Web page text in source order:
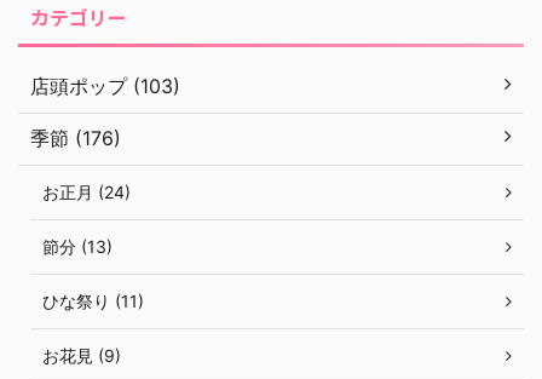
カテゴリー
店頭ポップ (103)
季節 (176)
お正月 (24)
節分 (13)
ひな祭り (11)
お花見 (9)